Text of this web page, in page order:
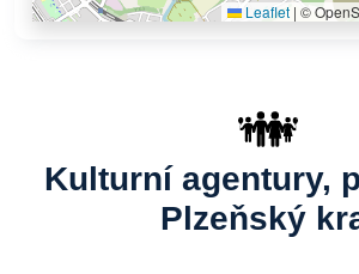
Leaflet | ©
Kulturní agentury,
Plzeňský